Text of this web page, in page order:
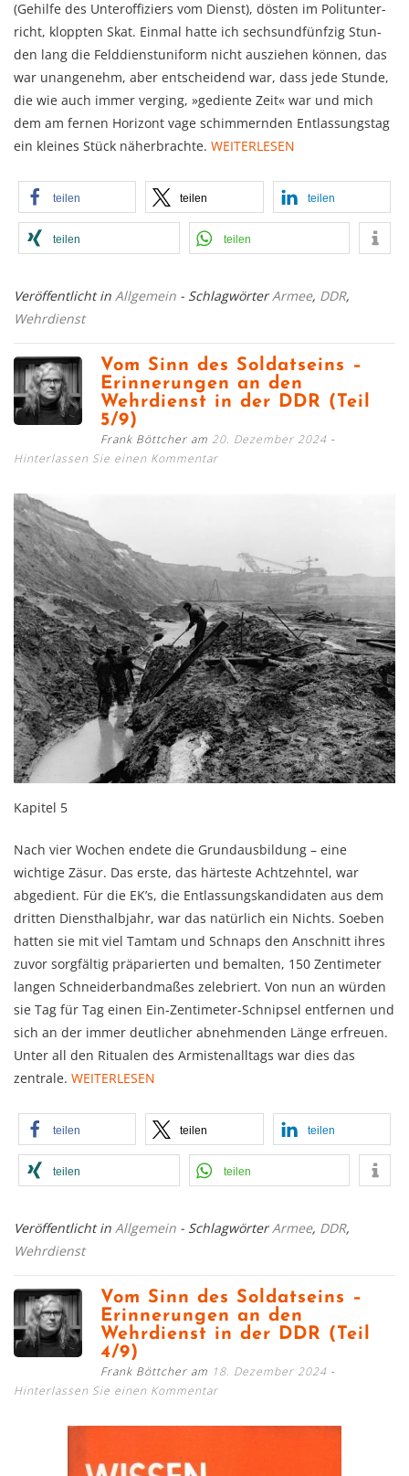
(Gehilfe des Unter­offi­ziers vom Dienst), dösten im Polit­unter­
richt, kloppten Skat. Einmal hatte ich sechsundfünfzig Stun­
den lang die Feld­dienst­uni­form nicht ausziehen können, das
war unangenehm, aber entscheidend war, dass jede Stunde,
die wie auch immer verging, »gediente Zeit« war und mich
dem am fernen Horizont vage schim­mern­­den Entlassungstag
ein kleines Stück näher­brachte. WEITERLESEN
teilen teilen teilen
teilen teilen
Veröffentlicht in Allgemein - SchlagwörterArmee, DDR,
Wehrdienst
Vom Sinn des Soldatseins –
Erinnerungen an den
Wehrdienst in der DDR (Teil
5/9)
Frank Böttcher am 20. Dezember 2024
Hinterlassen Sie einen Kommentar
Kapitel 5
Nach vier Wochen endete die Grundausbildung – eine
wichtige Zäsur. Das erste, das härteste Acht­zehntel, war
abgedient. Für die EK’s, die Entlassungskandidaten aus dem
dritten Diensthalb­jahr, war das natürlich ein Nichts. Soeben
hatten sie mit viel Tamtam und Schnaps den An­schnitt ihres
zuvor sorgfältig präparierten und bemalten, 150 Zentimeter
langen Schneider­band­maßes zelebriert. Von nun an würden
sie Tag für Tag einen Ein-Zentimeter-Schnipsel entfernen und
sich an der immer deutlicher abnehmenden Länge erfreuen.
Unter all den Ritua­len des Armisten­alltags war dies das
zentrale. WEITERLESEN
teilen teilen teilen
teilen teilen
Veröffentlicht in Allgemein - SchlagwörterArmee, DDR,
Wehrdienst
Vom Sinn des Soldatseins –
Erinnerungen an den
Wehrdienst in der DDR (Teil
4/9)
Frank Böttcher am 18. Dezember 2024
Hinterlassen Sie einen Kommentar